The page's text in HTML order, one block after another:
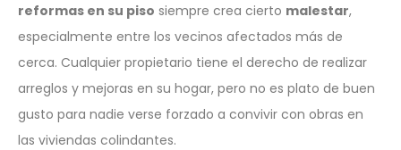
reformas en su piso siempre crea cierto malestar,
especialmente entre los vecinos afectados más de
cerca. Cualquier propietario tiene el derecho de realizar
arreglos y mejoras en su hogar, pero no es plato de buen
gusto para nadie verse forzado a convivir con obras en
las viviendas colindantes.